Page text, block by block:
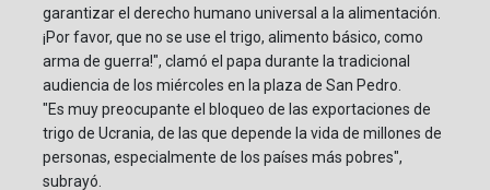
garantizar el derecho humano universal a la alimentación.
¡Por favor, que no se use el trigo, alimento básico, como
arma de guerra!", clamó el papa durante la tradicional
audiencia de los miércoles en la plaza de San Pedro.
"Es muy preocupante el bloqueo de las exportaciones de
trigo de Ucrania, de las que depende la vida de millones de
personas, especialmente de los países más pobres",
subrayó.